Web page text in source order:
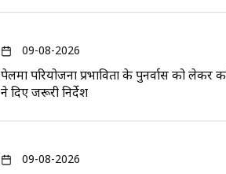
09-08-2026
पेलमा परियोजना प्रभावितों के पुनर्वास को लेकर
ने दिए जरूरी निर्देश
09-08-2026